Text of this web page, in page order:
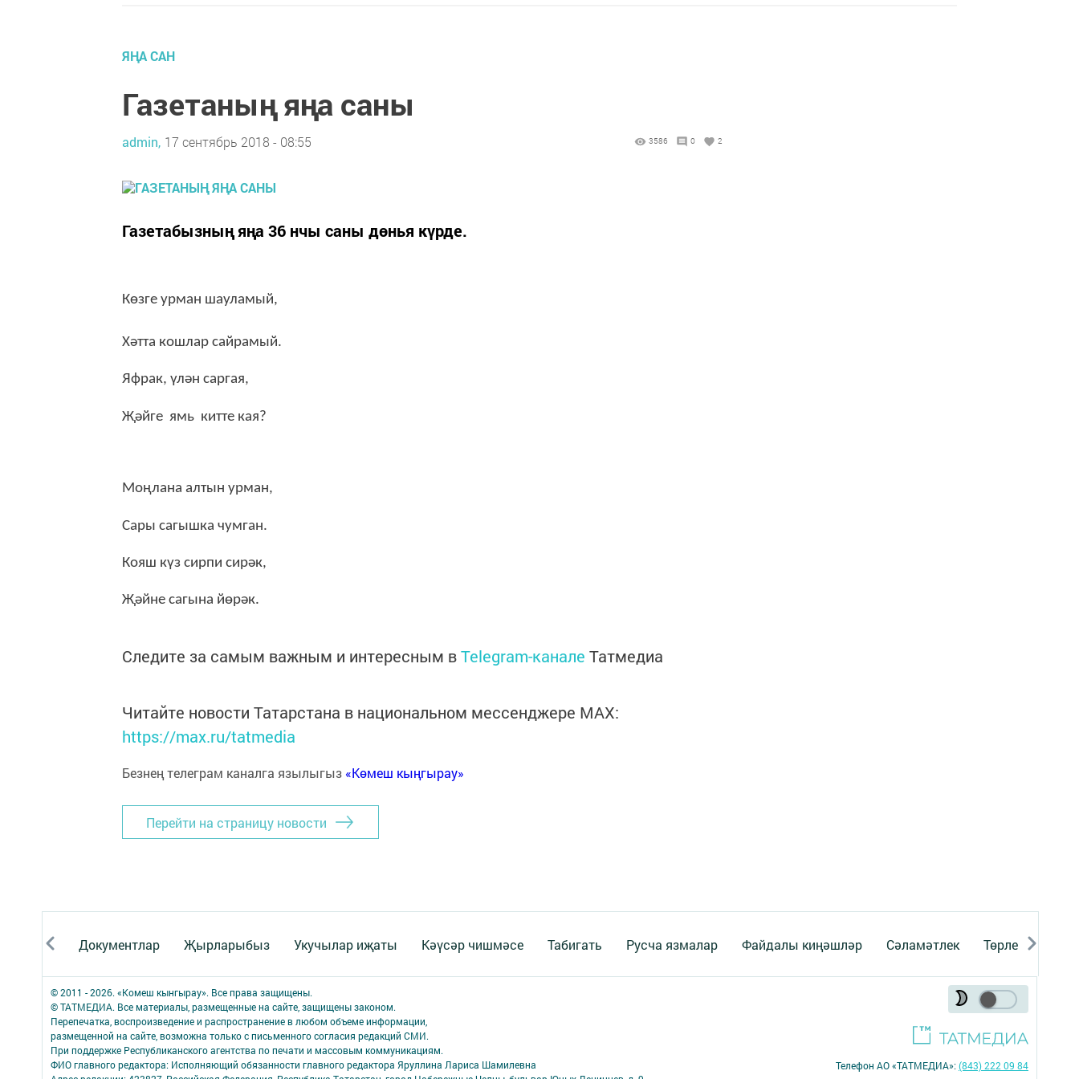
ЯҢА САН
Газетаның яңа саны
admin, 17 сентябрь 2018 - 08:55 3586 0 2
Газетабызның яңа 36 нчы саны дөнья күрде.
Көзге урман шауламый,
Хәтта кошлар сайрамый.
Яфрак, үлән саргая,
Җәйге ямь китте кая?
Моңлана алтын урман,
Сары сагышка чумган.
Кояш күз сирпи сирәк,
Җәйне сагына йөрәк.
Следите за самым важным и интересным вTelegram-канале Татмедиа
Читайте новости Татарстана в национальном мессенджере MАХ:
https://max.ru/tatmedia
Безнең телеграм каналга язылыгыз «Көмеш кыңгырау»
Перейти на страницу новости
Документлар Җырларыбыз Укучылар иҗаты Кәүсәр чишмәсе Табигать Русча язмалар Файдалы киңәшләр Сәламәтлек Төрле темалар
© 2011 - 2026. «Комеш кынгырау». Все права защищены.
© ТАТМЕДИА. Все материалы, размещенные на сайте, защищены законом.
Перепечатка, воспроизведение и распространение в любом объеме информации,
размещенной на сайте, возможна только с письменного согласия редакций СМИ.
При поддержке Республиканского агентства по печати и массовым коммуникациям.
ФИО главного редактора: Исполняющий обязанности главного редактора Яруллина Лариса Шамилевна
Телефон АО «ТАТМЕДИА»:(843) 222 09 84